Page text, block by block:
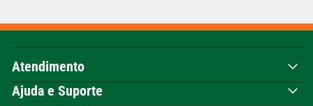
Atendimento
Ajuda e Suporte